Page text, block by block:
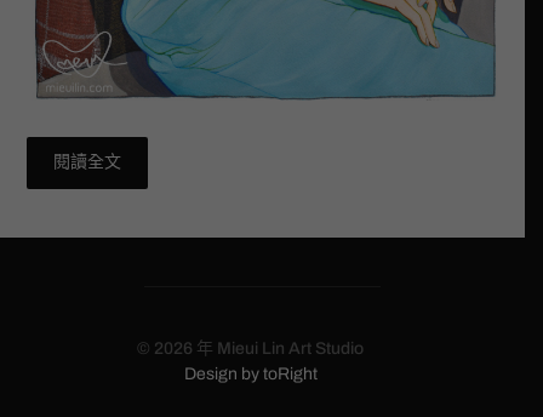
閱讀全文
© 2026 年 Mieui Lin Art Studio
Design by toRight